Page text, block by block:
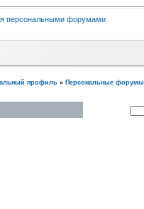
персональными форумами
профиль » Персональные форумы